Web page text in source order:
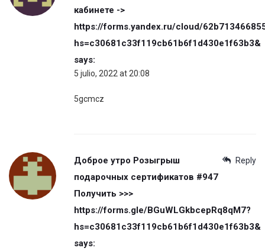
кабинете ->
https://forms.yandex.ru/cloud/
hs=c30681c33f119cb61b6f1d430e1f63b3&
says:
5 julio, 2022 at 20:08
5gcmcz
Reply
Доброе утро Розыгрыш
подарочных сертификатов #947
Получить >>>
https://forms.gle/BGuWLGkbcepRq8qM7?
hs=c30681c33f119cb61b6f1d430e1f63b3&
says: